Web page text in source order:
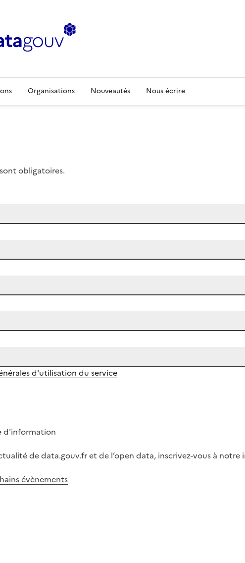
Organisations Nouveautés Nous écrire
obligatoires.
d'utilisation du service
d'information
de data.gouv.fr et de l’open data, inscrivez-vous à
évènements